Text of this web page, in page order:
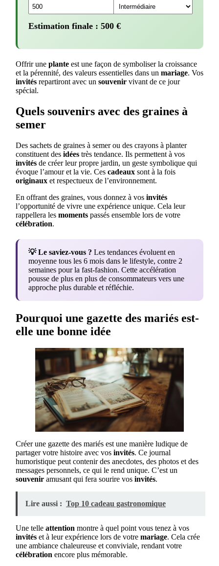
Estimation finale : 500 €
Offrir une plante est une façon de symboliser la croissance
et la pérennité, des valeurs essentielles dans un mariage. Vos
invités repartiront avec un souvenir vivant de ce jour
spécial.
Quels souvenirs avec des graines à
semer
Des sachets de graines à semer ou des crayons à planter
constituent des idées très tendance. Ils permettent à vos
invités de créer leur propre jardin, un geste symbolique qui
évoque l’amour et la vie. Ces cadeaux sont à la fois
originaux et respectueux de l’environnement.
En offrant des graines, vous donnez à vos invités
l’opportunité de vivre une expérience unique. Cela leur
rappellera les moments passés ensemble lors de votre
célébration.
💡 Le saviez-vous ? Les tendances évoluent en
moyenne tous les 6 mois dans le lifestyle, contre 2
semaines pour la fast-fashion. Cette accélération
pousse de plus en plus de consommateurs vers une
approche plus durable et réfléchie.
Pourquoi une gazette des mariés est-
elle une bonne idée
Créer une gazette des mariés est une manière ludique de
partager votre histoire avec vos invités. Ce journal
humoristique peut contenir des anecdotes, des photos et des
messages personnels, ce qui le rend unique. C’est un
souvenir amusant qui fera sourire vos invités.
Lire aussi : Top 10 cadeau gastronomique
Une telle attention montre à quel point vous tenez à vos
invités et à leur expérience lors de votre mariage. Cela crée
une ambiance chaleureuse et conviviale, rendant votre
célébration encore plus mémorable.